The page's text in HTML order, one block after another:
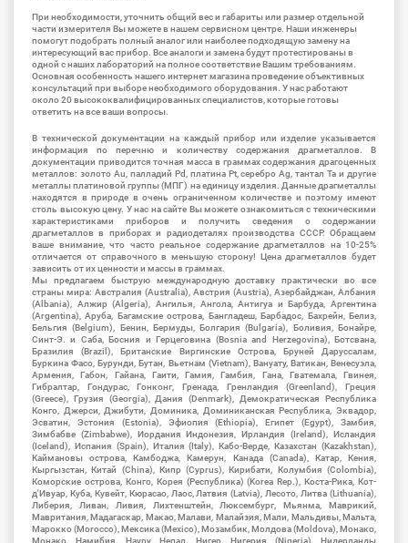
При необходимости, уточнить общий вес и габариты или размер отдельной
части измерителя Вы можете в нашем сервисном центре. Наши инженеры
помогут подобрать полный аналог или наиболее подходящую замену на
интересующий вас прибор. Все аналоги и замена будут протестированы в
одной с наших лабораторий на полное соответствие Вашим требованиям.
Основная особенность нашего интернет магазина проведение объективных
консультаций при выборе необходимого оборудования. У нас работают
около 20 высококвалифицированных специалистов, которые готовы
ответить на все ваши вопросы.
В технической документации на каждый прибор или изделие указывается
информация по перечню и количеству содержания драгметаллов. В
документации приводится точная масса в граммах содержания драгоценных
металлов: золото Au, палладий Pd, платина Pt, серебро Ag, тантал Ta и другие
металлы платиновой группы (МПГ) на единицу изделия. Данные драгметаллы
находятся в природе в очень ограниченном количестве и поэтому имеют
столь высокую цену. У нас на сайте Вы можете ознакомиться с техническими
характеристиками приборов и получить сведения о содержании
драгметаллов в приборах и радиодеталях производства СССР. Обращаем
ваше внимание, что часто реальное содержание драгметаллов на 10-25%
отличается от справочного в меньшую сторону! Цена драгметаллов будет
зависить от их ценности и массы в граммах.
Мы предлагаем быструю международную доставку практически во все
страны мира: Австралия (Australia), Австрия (Austria), Азербайджан, Албания
(Albania), Алжир (Algeria), Ангилья, Ангола, Антигуа и Барбуда, Аргентина
(Argentina), Аруба, Багамские острова, Бангладеш, Барбадос, Бахрейн, Белиз,
Бельгия (Belgium), Бенин, Бермуды, Болгария (Bulgaria), Боливия, Бонайре,
Синт-Э. и Саба, Босния и Герцеговина (Bosnia and Herzegovina), Ботсвана,
Бразилия (Brazil), Британские Виргинские Острова, Бруней Даруссалам,
Буркина Фасо, Бурунди, Бутан, Вьетнам (Vietnam), Вануату, Ватикан, Венесуэла,
Армения, Габон, Гайана, Гаити, Гамия, Гамбия, Гана, Гватемала, Гвинея,
Гибралтар, Гондурас, Гонконг, Гренада, Гренландия (Greenland), Греция
(Greece), Грузия (Georgia), Дания (Denmark), Демократическая Республика
Конго, Джерси, Джибути, Доминика, Доминиканская Республика, Эквадор,
Эсватин, Эстония (Estonia), Эфиопия (Ethiopia), Египет (Egypt), Замбия,
Зимбабве (Zimbabwe), Иордания Индонезия, Ирландия (Ireland), Исландия
(Iceland), Испания (Spain), Италия (Italy), Кабо-Верде, Казахстан (Kazakhstan),
Каймановы острова, Камбоджа, Камерун, Канада (Canada), Катар, Кения,
Кыргызстан, Китай (China), Кипр (Cyprus), Кирибати, Колумбия (Colombia),
Коморские острова, Конго, Корея (Республика) (Korea Rep.), Коста-Рика, Кот-
д'Ивуар, Куба, Кувейт, Кюрасао, Лаос, Латвия (Latvia), Лесото, Литва (Lithuania),
Либерия, Ливан, Ливия, Лихтенштейн, Люксембург, Мьянма, Маврикий,
Мавритания, Мадагаскар, Макао, Малави, Малайзия, Мали, Мальдивы, Мальта,
Марокко (Morocco), Мексика (Mexico), Мозамбик, Молдова (Moldova), Монако,